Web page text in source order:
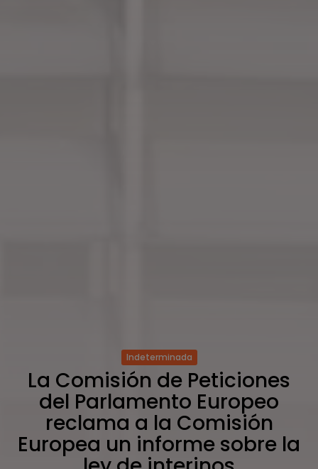
Indeterminada
La Comisión de Peticiones
del Parlamento Europeo
reclama a la Comisión
Europea un informe sobre la